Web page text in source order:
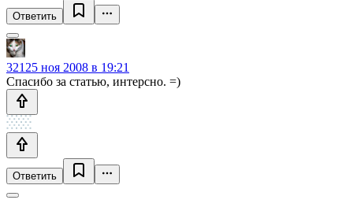
Ответить
321 25 ноя 2008 в 19:21
Спасибо за статью, интерсно. =)
Ответить